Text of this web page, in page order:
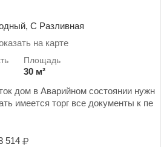
С Разливная
на карте
30 м²
дом в Аварийном состоянии нужн
имеется торг все документы к пе
514